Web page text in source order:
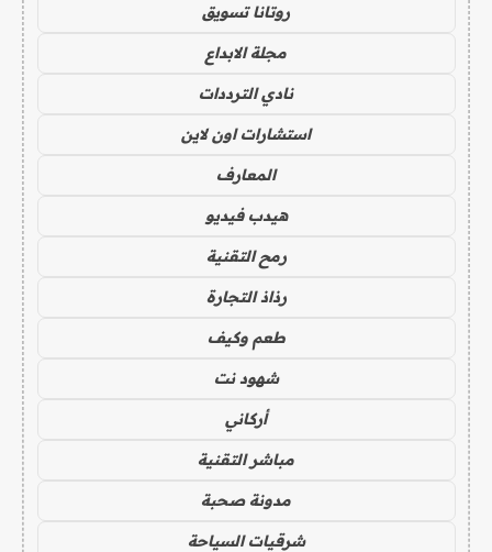
روتانا تسويق
مجلة الابداع
نادي الترددات
استشارات اون لاين
المعارف
هيدب فيديو
رمح التقنية
رذاذ التجارة
طعم وكيف
شهود نت
أركاني
مباشر التقنية
مدونة صحبة
شرقيات السياحة